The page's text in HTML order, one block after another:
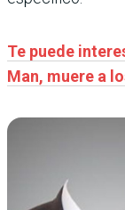
Te puede
Man, muere a